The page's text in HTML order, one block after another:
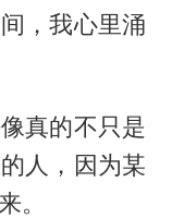
，我心里涌
真的不只是
人，因为某
。